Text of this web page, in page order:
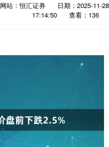
网站：恒汇证券
日期：2025-11-28
17:14:50
查看：136